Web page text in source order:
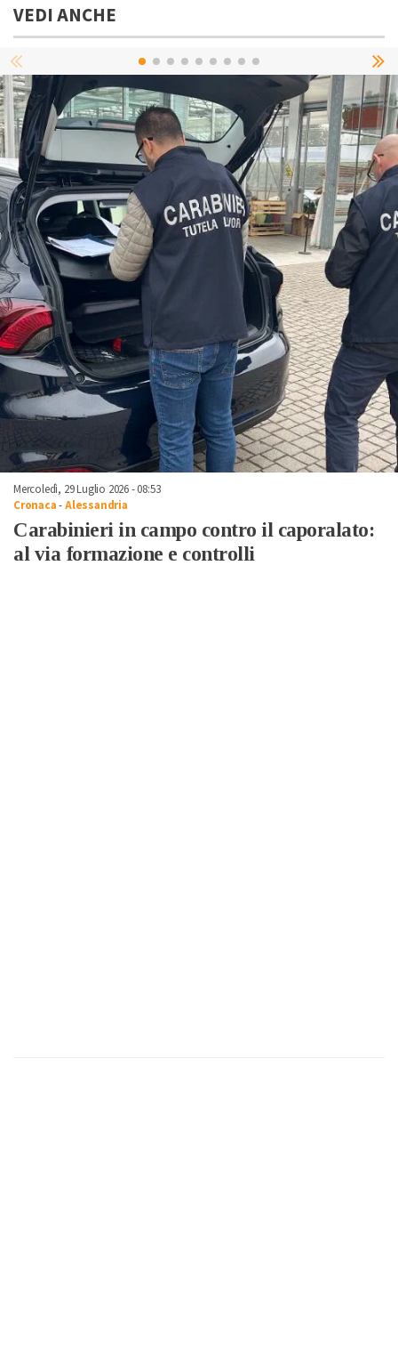
VEDI ANCHE
Mercoledì, 29 Luglio 2026 - 08:53
Cronaca-Alessandria
Carabinieri in campo contro il caporalato:
al via formazione e controlli